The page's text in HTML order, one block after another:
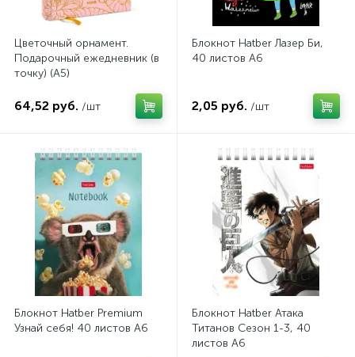
Цветочный орнамент.
Подарочный ежедневник (в
точку) (А5)
64,52 руб. /шт
Блокнот Hatber Лазер Би,
40 листов А6
2,05 руб. /шт
Блокнот Hatber Premium
Узнай себя! 40 листов А6
Блокнот Hatber Атака
Титанов Сезон 1-3, 40
листов А6